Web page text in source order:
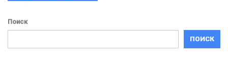
Поиск
ПОИСК